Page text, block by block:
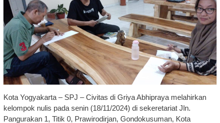
Kota Yogyakarta – SPJ – Civitas di Griya Abhipraya melahirkan
kelompok nulis pada senin (18/11/2024) di sekeretariat Jln.
Pangurakan 1, Titik 0, Prawirodirjan, Gondokusuman, Kota